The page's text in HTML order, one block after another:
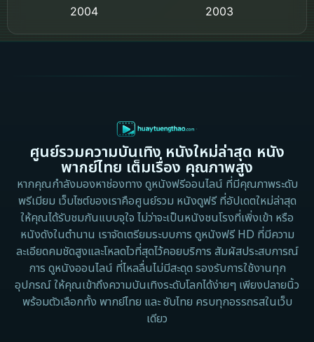
Detective สืบสวน
Disaster
Disney+
Documentary สารคดี
Documentary สารคดี
Drama ดราม่า
2004
2003
2002
2000
1983
1982
1971
1962
ศูนย์รวมความบันเทิง หนังใหม่ล่าสุด หนัง
พากย์ไทย เต็มเรื่อง คุณภาพสูง
หากคุณกำลังมองหาช่องทาง ดูหนังฟรีออนไลน์ ที่มีคุณภาพระดับ
พรีเมียม เว็บไซต์ของเราคือศูนย์รวม หนังดูฟรี ที่อัปเดตใหม่ล่าสุด
ให้คุณได้รับชมกันแบบจุใจ ไม่ว่าจะเป็นหนังชนโรงที่เพิ่งเข้า หรือ
หนังดังในตำนาน เราจัดเตรียมระบบการ ดูหนังฟรี HD ที่มีความ
ละเอียดคมชัดสูงและโหลดไวที่สุดไว้คอยบริการ สัมผัสประสบการณ์
การ ดูหนังออนไลน์ ที่ไหลลื่นไม่มีสะดุด รองรับการใช้งานทุก
อุปกรณ์ ให้คุณเข้าถึงความบันเทิงระดับโลกได้ง่ายๆ เพียงปลายนิ้ว
พร้อมตัวเลือกทั้ง พากย์ไทย และ ซับไทย ครบทุกอรรถรสในเว็บ
เดียว